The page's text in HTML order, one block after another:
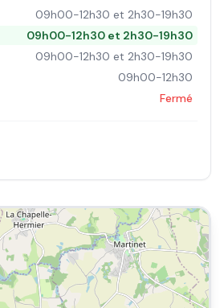
09h00-12h30 et 2h30-19h30
09h00-12h30 et 2h30-19h30
09h00-12h30 et 2h30-19h30
09h00-12h30
Fermé